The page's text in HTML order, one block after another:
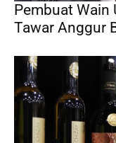
Pembuat Wain
Tawar Anggur